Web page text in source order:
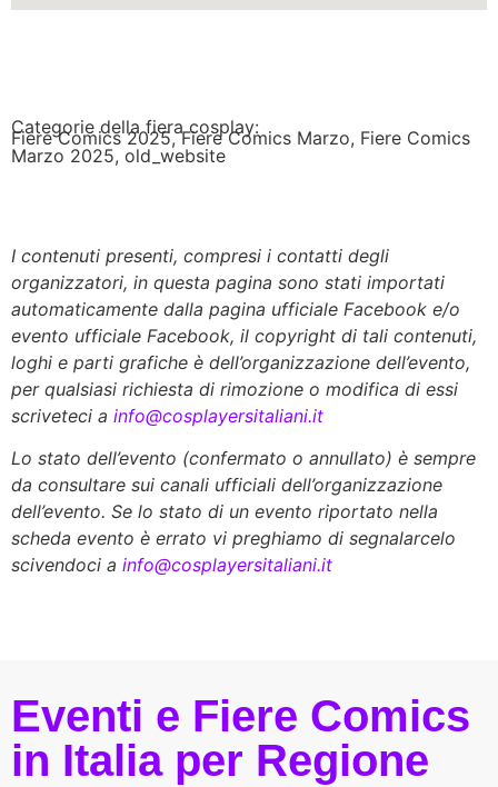
Categorie della fiera cosplay:
Fiere Comics 2025,Fiere Comics Marzo, Fiere Comics
Marzo 2025, old_website
I contenuti presenti, compresi i contatti degli
organizzatori, in questa pagina sono stati importati
automaticamente dalla pagina ufficiale Facebook e/o
evento ufficiale Facebook, il copyright di tali contenuti,
loghi e parti grafiche è dell’organizzazione dell’evento,
per qualsiasi richiesta di rimozione o modifica di essi
scriveteci a info@cosplayersitaliani.it
Lo stato dell’evento (confermato o annullato) è sempre
da consultare sui canali ufficiali dell’organizzazione
dell’evento. Se lo stato di un evento riportato nella
scheda evento è errato vi preghiamo di segnalarcelo
scivendoci a info@cosplayersitaliani.it
Eventi e Fiere Comics
in Italia per Regione